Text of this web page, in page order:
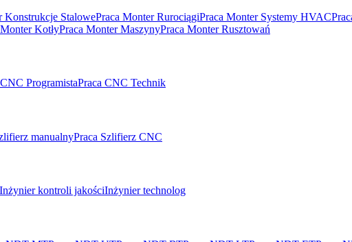
Konstrukcje StalowePraca Monter RurociągiPraca Monter Systemy HVAC
KotłyPraca Monter MaszynyPraca Monter Rusztowań
ProgramistaPraca CNC Technik
manualnyPraca Szlifierz CNC
Inżynier kontroli jakościInżynier technolog